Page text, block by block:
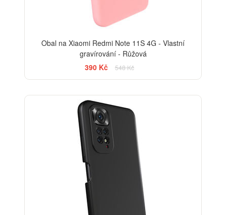
Obal na Xiaomi Redmi Note 11S 4G - Vlastní
gravírování - Růžová
390 Kč
548 Kč